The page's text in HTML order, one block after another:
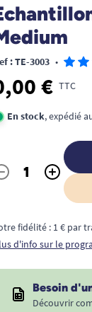
: TE-3003 •
€ TTC
En stock, expédié
+
fidélité : 1 € par
d'info sur le
Besoin
Découvrir